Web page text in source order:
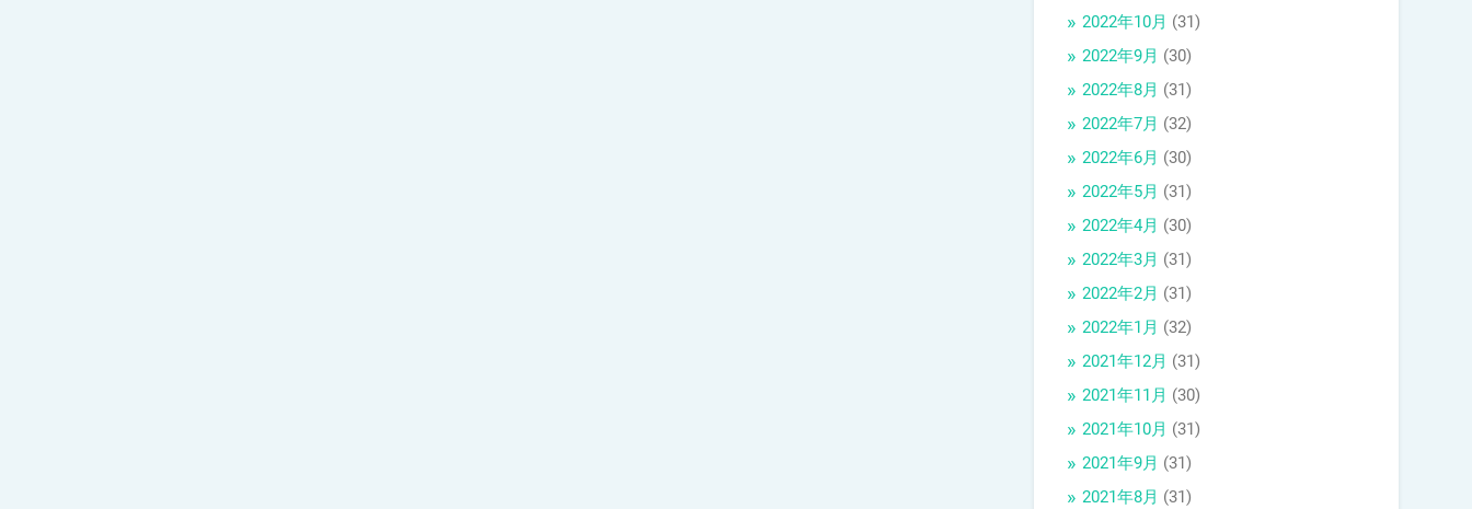
2022年10月 (31)
2022年9月 (30)
2022年8月 (31)
2022年7月 (32)
2022年6月 (30)
2022年5月 (31)
2022年4月 (30)
2022年3月 (31)
2022年2月 (31)
2022年1月 (32)
2021年12月 (31)
2021年11月 (30)
2021年10月 (31)
2021年9月 (31)
2021年8月 (31)